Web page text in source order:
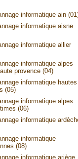
informatique ain
informatique aisne
informatique allier
informatique alpes
provence (04)
informatique hautes
(05)
informatique alpes
(06)
informatique
informatique
(08)
informatique ariège